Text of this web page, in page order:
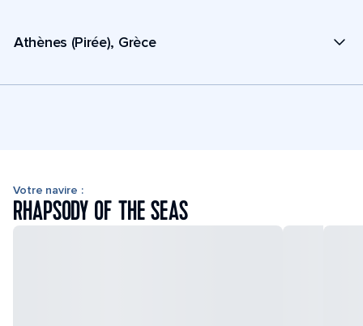
Athènes (Pirée), Grèce
Votre navire :
RHAPSODY OF THE SEAS